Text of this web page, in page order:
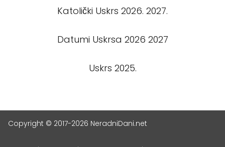
Katolički Uskrs 2026. 2027.
Datumi Uskrsa 2026 2027
Uskrs 2025.
Copyright © 2017-2026 NeradniDani.net